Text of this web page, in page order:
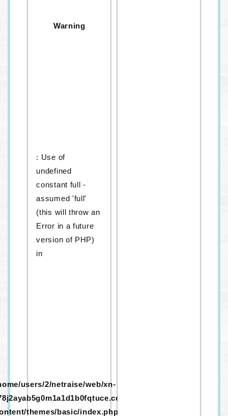
Warning
: Use of
undefined
constant full -
assumed 'full'
(this will throw an
Error in a future
version of PHP)
in
users/2/netraise/web/xn-
wp-
themes/basic/index.php